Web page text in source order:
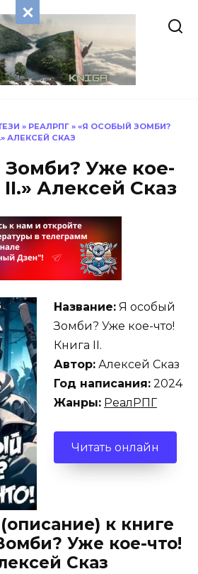
» РЕАЛРПГ » «Я ОСОБЫЙ ЗОМБИ?
АЛЕКСЕЙ СКАЗ
Зомби? Уже кое-
II.» Алексей Сказ
Название: Я особый
Зомби? Уже кое-что!
Книга II.
Автор: Алексей Сказ
Год написания: 2024
Жанры: РеалРПГ
Читать онлайн
к книге
Уже кое-что!
Сказ